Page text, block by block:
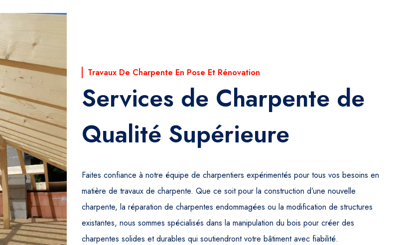
Travaux De Charpente En Pose Et Rénovation
Services de Charpente de
Qualité Supérieure
Faites confiance à notre équipe de charpentiers expérimentés pour tous vos besoins en
matière de travaux de charpente. Que ce soit pour la construction d’une nouvelle
charpente, la réparation de charpentes endommagées ou la modification de structures
existantes, nous sommes spécialisés dans la manipulation du bois pour créer des
charpentes solides et durables qui soutiendront votre bâtiment avec fiabilité.